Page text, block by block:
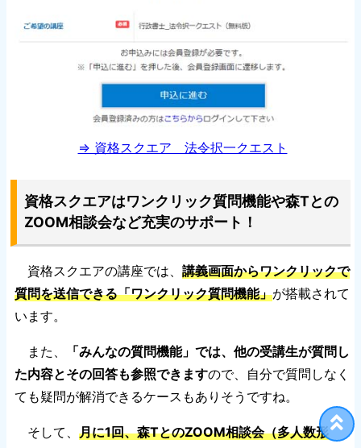
⇒ 資格スクエア 法令択一クエスト
資格スクエアはワンクリック質問機能や森Tとの
ZOOM相談会など充実のサポート！
資格スクエアの講座では、 講義画面からワンクリックで
質問を送信できる「ワンクリック質問機能」が搭載されて
います。
また、
「みんなの質問機能」では、他の受講生が質問し
た内容とその回答も参照できますので、自分で質問しなく
ても疑問が解消できるケースもありそうですね。
そして、 月に1回、森TとのZOOM相談会（多人数形